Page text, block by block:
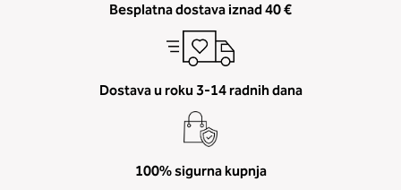
Besplatna dostava iznad 40 €
Dostava u roku 3-14 radnih dana
100% sigurna kupnja